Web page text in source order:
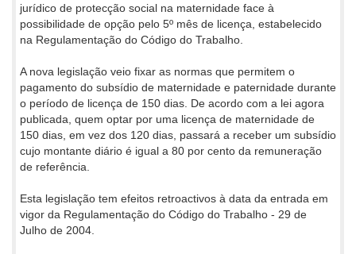
jurídico de protecção social na maternidade face à
possibilidade de opção pelo 5º mês de licença, estabelecido
na Regulamentação do Código do Trabalho.
A nova legislação veio fixar as normas que permitem o
pagamento do subsídio de maternidade e paternidade durante
o período de licença de 150 dias. De acordo com a lei agora
publicada, quem optar por uma licença de maternidade de
150 dias, em vez dos 120 dias, passará a receber um subsídio
cujo montante diário é igual a 80 por cento da remuneração
de referência.
Esta legislação tem efeitos retroactivos à data da entrada em
vigor da Regulamentação do Código do Trabalho - 29 de
Julho de 2004.